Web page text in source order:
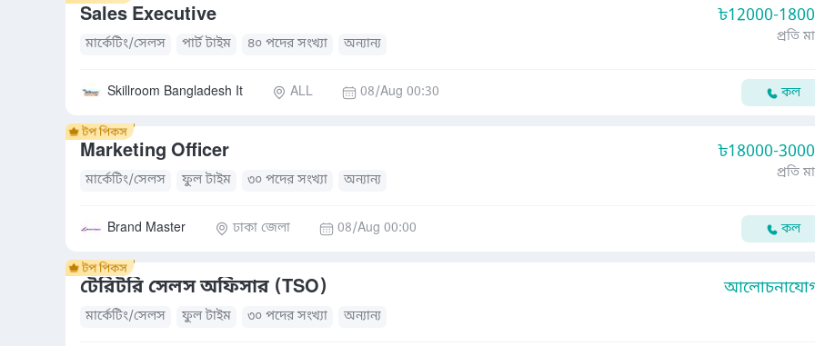
Sales Executive ৳12000-
মার্কেটিং/সেলস পার্ট টাইম ৪০ পদের সংখ্যা অন্যান্য প্রতি
Skillroom Bangladesh It ALL 08/Aug 00:30 কল
Marketing Officer ৳18000-
মার্কেটিং/সেলস ফুল টাইম ৩০ পদের সংখ্যা অন্যান্য প্রতি
Brand Master ঢাকা জেলা 08/Aug 00:00 কল
টেরিটরি সেলস অফিসার (TSO)
মার্কেটিং/সেলস ফুল টাইম ৩০ পদের সংখ্যা অন্যান্য